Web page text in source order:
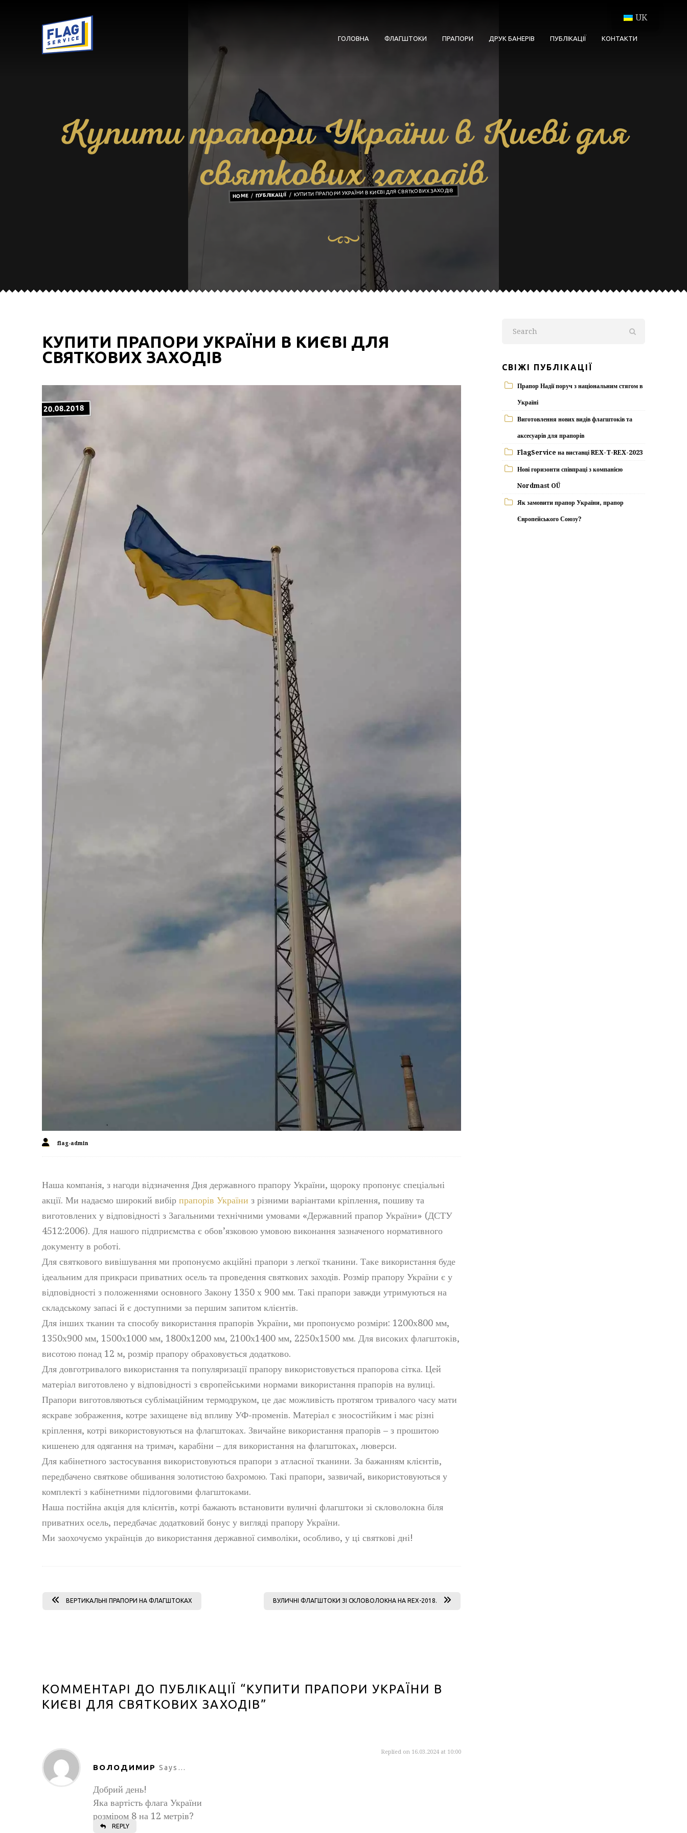
ГОЛОВНА ФЛАГШТОКИ ПРАПОРИ ДРУК БАНЕРІВ ПУБЛІКАЦІЇ КОНТАКТИ
Купити прапори України в Києві для
святкових заходів
HOME ПУБЛІКАЦІЇ КУПИТИ ПРАПОРИ УКРАЇНИ В КИЄВІ ДЛЯ СВЯТКОВИХ ЗАХОДІВ
КУПИТИ ПРАПОРИ УКРАЇНИ В КИЄВІ ДЛЯ
СВЯТКОВИХ ЗАХОДІВ
20.08.2018
flag-admin
Наша компанія, з нагоди відзначення Дня державного прапору України, щороку пропонує спеціальні
акції. Ми надаємо широкий вибір прапорів України з різними варіантами кріплення, пошиву та
виготовлених у відповідності з Загальними технічними умовами «Державний прапор України» (ДСТУ
4512:2006). Для нашого підприємства є обов’язковою умовою виконання зазначеного нормативного
документу в роботі.
Для святкового вивішування ми пропонуємо акційні прапори з легкої тканини. Таке використання буде
ідеальним для прикраси приватних осель та проведення святкових заходів. Розмір прапору України є у
відповідності з положеннями основного Закону 1350 х 900 мм. Такі прапори завжди утримуються на
складському запасі й є доступними за першим запитом клієнтів.
Для інших тканин та способу використання прапорів України, ми пропонуємо розміри: 1200х800 мм,
1350х900 мм, 1500х1000 мм, 1800х1200 мм, 2100х1400 мм, 2250х1500 мм. Для високих флагштоків,
висотою понад 12 м, розмір прапору обраховується додатково.
Для довготривалого використання та популяризації прапору використовується прапорова сітка. Цей
матеріал виготовлено у відповідності з європейськими нормами використання прапорів на вулиці.
Прапори виготовляються сублімаційним термодруком, це дає можливість протягом тривалого часу мати
яскраве зображення, котре захищене від впливу УФ-променів. Матеріал є зносостійким і має різні
кріплення, котрі використовуються на флагштоках. Звичайне використання прапорів – з прошитою
кишенею для одягання на тримач, карабіни – для використання на флагштоках, люверси.
Для кабінетного застосування використовуються прапори з атласної тканини. За бажанням клієнтів,
передбачено святкове обшивання золотистою бахромою. Такі прапори, зазвичай, використовуються у
комплекті з кабінетними підлоговими флагштоками.
Наша постійна акція для клієнтів, котрі бажають встановити вуличні флагштоки зі скловолокна біля
приватних осель, передбачає додатковий бонус у вигляді прапору України.
Ми заохочуємо українців до використання державної символіки, особливо, у ці святкові дні!
ВЕРТИКАЛЬНІ ПРАПОРИ НА ФЛАГШТОКАХ ВУЛИЧНІ ФЛАГШТОКИ ЗІ СКЛОВОЛОКНА НА REX-2018.
КОММЕНТАРІ ДО ПУБЛІКАЦІЇ “КУПИТИ ПРАПОРИ УКРАЇНИ В
КИЄВІ ДЛЯ СВЯТКОВИХ ЗАХОДІВ”
ВОЛОДИМИР Says…
Replied on 16.03.2024 at 10:00
Добрий день!
Яка вартість флага України
розміром 8 на 12 метрів?
REPLY
СВІЖІ ПУБЛІКАЦІЇ
Прапор Надії поруч з національним стягом в
Україні
Виготовлення нових видів флагштоків та
аксесуарів для прапорів
FlagService на виставці REX-T-REX-2023
Нові горизонти співпраці з компанією
Nordmast OÜ
Як замовити прапор України, прапор
Європейського Союзу?
UK